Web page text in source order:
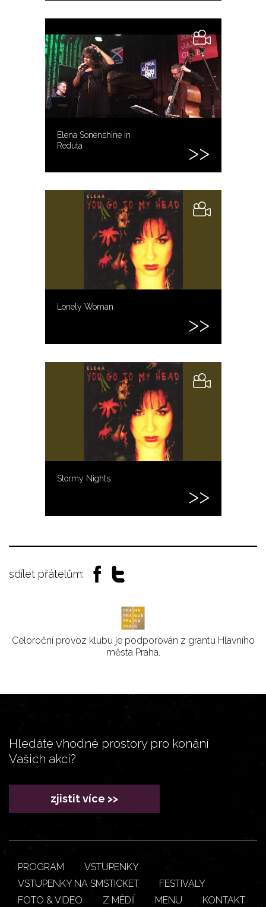
Elena Sonenshine in
Reduta
Lonely Woman
Stormy Nights
sdílet přátelům:
Celoroční provoz klubu je podporován z grantu Hlavního
města Praha.
Hledáte vhodné prostory pro konání
Vašich akcí?
zjistit více >>
PROGRAM
VSTUPENKY
VSTUPENKY NA SMSTICKET
FESTIVALY
FOTO & VIDEO
Z MÉDIÍ MENU
KONTAKT